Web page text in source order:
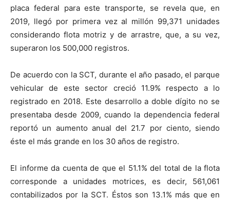
placa federal para este transporte, se revela que, en
2019, llegó por primera vez al millón 99,371 unidades
considerando flota motriz y de arrastre, que, a su vez,
superaron los 500,000 registros.
De acuerdo con la SCT, durante el año pasado, el parque
vehicular de este sector creció 11.9% respecto a lo
registrado en 2018. Este desarrollo a doble dígito no se
presentaba desde 2009, cuando la dependencia federal
reportó un aumento anual del 21.7 por ciento, siendo
éste el más grande en los 30 años de registro.
El informe da cuenta de que el 51.1% del total de la flota
corresponde a unidades motrices, es decir, 561,061
contabilizados por la SCT. Éstos son 13.1% más que en